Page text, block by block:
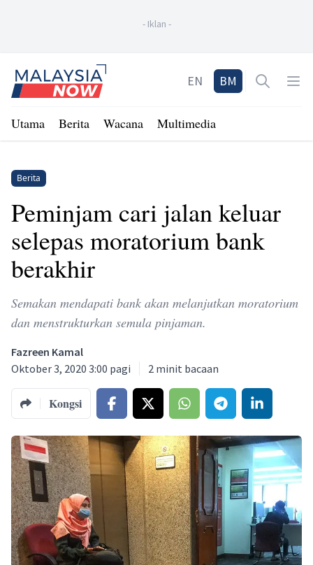
- Iklan -
Home
EN BM Open
Utama Berita Wacana Multimedia
Berita
Peminjam cari jalan keluar
selepas moratorium bank
berakhir
Semakan mendapati bank akan melanjutkan moratorium
dan menstrukturkan semula pinjaman.
Fazreen Kamal
Oktober 3, 2020 3:00 pagi
2 minit bacaan
Kongsi